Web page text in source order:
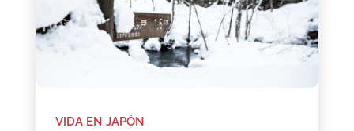
VIDA EN JAPÓN